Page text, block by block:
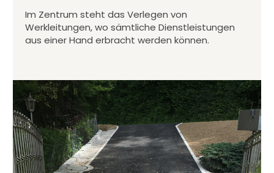
Im Zentrum steht das Verlegen von
Werkleitungen, wo sämtliche Dienstleistungen
aus einer Hand erbracht werden können.